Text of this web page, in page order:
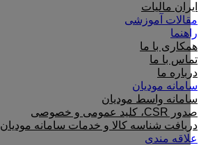
ایران مالیات
مقالات آموزشی
راهنما
همکاری با ما
تماس با ما
درباره ما
سامانه مودیان
سامانه واسط مودیان
صدور CSR، کلید عمومی و خصوصی
دریافت شناسه کالا و خدمات سامانه مودیان
علاقه مندی